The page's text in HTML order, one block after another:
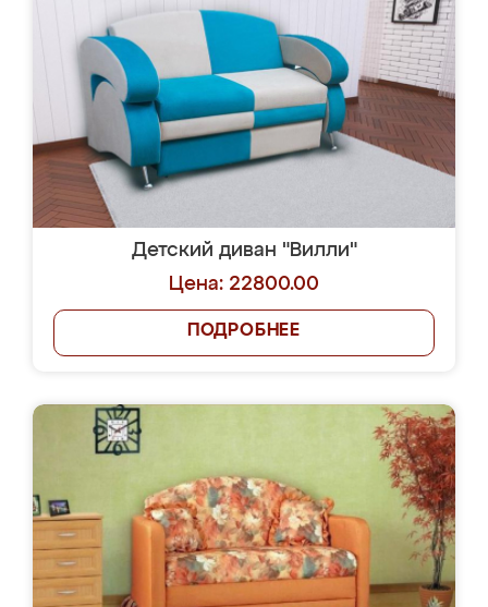
Детский диван "Вилли"
Цена: 22800.00
ПОДРОБНЕЕ